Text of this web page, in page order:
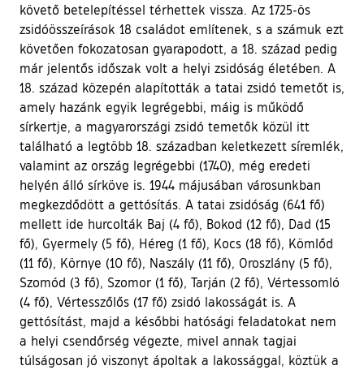
követő betelepítéssel térhettek vissza. Az 1725-ös
zsidóösszeírások 18 családot említenek, s a számuk ezt
követően fokozatosan gyarapodott, a 18. század pedig
már jelentős időszak volt a helyi zsidóság életében. A
18. század közepén alapították a tatai zsidó temetőt is,
amely hazánk egyik legrégebbi, máig is működő
sírkertje, a magyarországi zsidó temetők közül itt
található a legtöbb 18. században keletkezett síremlék,
valamint az ország legrégebbi (1740), még eredeti
helyén álló sírköve is. 1944 májusában városunkban
megkezdődött a gettósítás. A tatai zsidóság (641 fő)
mellett ide hurcolták Baj (4 fő), Bokod (12 fő), Dad (15
fő), Gyermely (5 fő), Héreg (1 fő), Kocs (18 fő), Kömlőd
(11 fő), Környe (10 fő), Naszály (11 fő), Oroszlány (5 fő),
Szomód (3 fő), Szomor (1 fő), Tarján (2 fő), Vértessomló
(4 fő), Vértesszőlős (17 fő) zsidó lakosságát is. A
gettósítást, majd a későbbi hatósági feladatokat nem
a helyi csendőrség végezte, mivel annak tagjai
túlságosan jó viszonyt ápoltak a lakossággal, köztük a